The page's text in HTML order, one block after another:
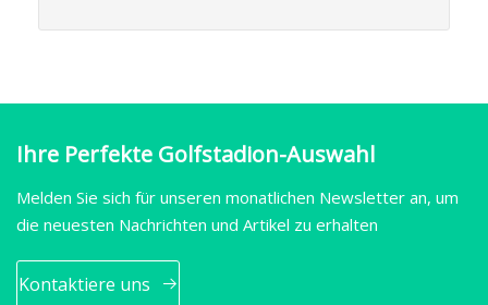
Ihre Perfekte Golfstadion-Auswahl
Melden Sie sich für unseren monatlichen Newsletter an, um
die neuesten Nachrichten und Artikel zu erhalten
Kontaktiere uns